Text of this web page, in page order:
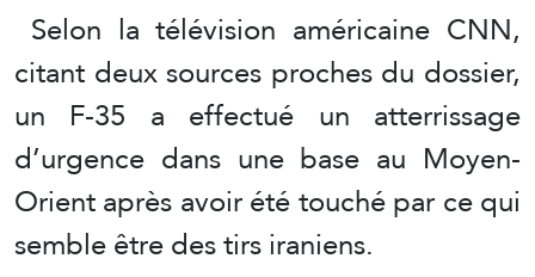
Selon la télévision américaine CNN,
citant deux sources proches du dossier,
un F-35 a effectué un atterrissage
d’urgence dans une base au Moyen-
Orient après avoir été touché par ce qui
semble être des tirs iraniens.